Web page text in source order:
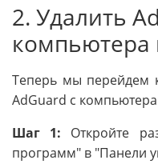
2. Удалить
компьютера
Теперь мы перейдем
AdGuard с
Шаг 1: Откройте
программ" в "Панели